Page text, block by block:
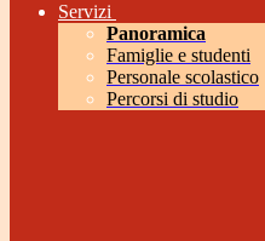
Servizi
Panoramica
Famiglie e studenti
Personale scolastico
Percorsi di studio